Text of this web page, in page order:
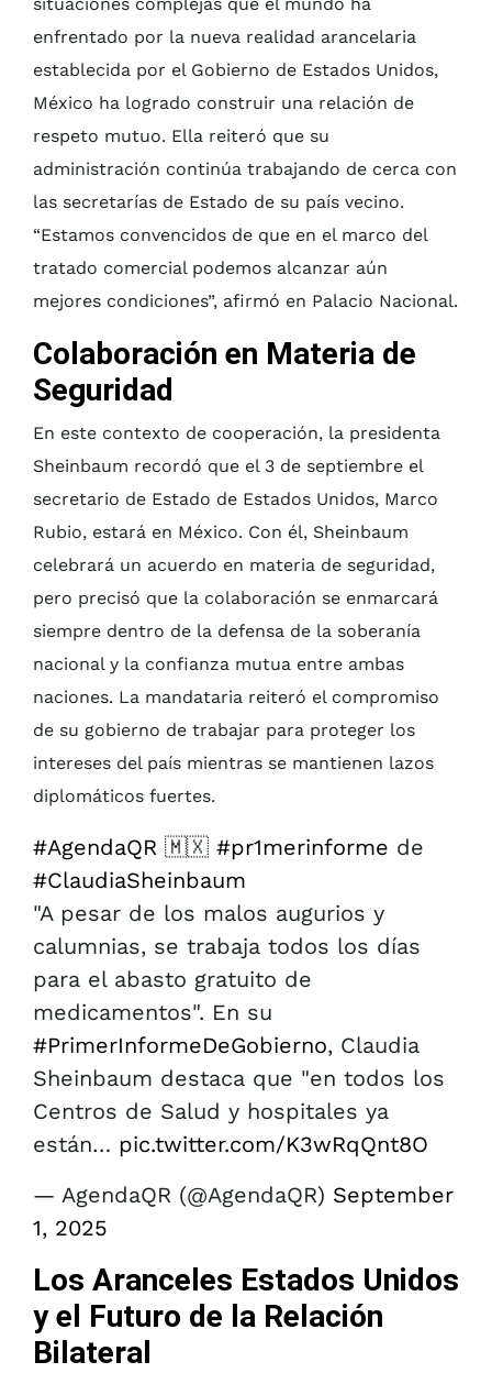
enfrentado por la nueva realidad arancelaria
establecida por el Gobierno de Estados Unidos,
México ha logrado construir una relación de
respeto mutuo. Ella reiteró que su
administración continúa trabajando de cerca con
las secretarías de Estado de su país vecino.
“Estamos convencidos de que en el marco del
tratado comercial podemos alcanzar aún
mejores condiciones”, afirmó en Palacio Nacional.
Colaboración en Materia de
Seguridad
En este contexto de cooperación, la presidenta
Sheinbaum recordó que el 3 de septiembre el
secretario de Estado de Estados Unidos, Marco
Rubio, estará en México. Con él, Sheinbaum
celebrará un acuerdo en materia de seguridad,
pero precisó que la colaboración se enmarcará
siempre dentro de la defensa de la soberanía
nacional y la confianza mutua entre ambas
naciones. La mandataria reiteró el compromiso
de su gobierno de trabajar para proteger los
intereses del país mientras se mantienen lazos
diplomáticos fuertes.
#AgendaQR 🇲🇽 #pr1merinforme de
#ClaudiaSheinbaum
"A pesar de los malos augurios y
calumnias, se trabaja todos los días
para el abasto gratuito de
medicamentos". En su
#PrimerInformeDeGobierno, Claudia
Sheinbaum destaca que "en todos los
Centros de Salud y hospitales ya
están… pic.twitter.com/K3wRqQnt8O
— AgendaQR (@AgendaQR) September
1, 2025
Los Aranceles Estados Unidos
y el Futuro de la Relación
Bilateral